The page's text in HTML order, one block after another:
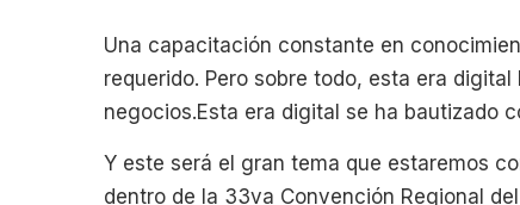
Una capacitación constante en
requerido. Pero sobre todo, esta era
negocios.Esta era digital se ha bautizado
Y este será el gran tema que estaremos
dentro de la 33va Convención Regional